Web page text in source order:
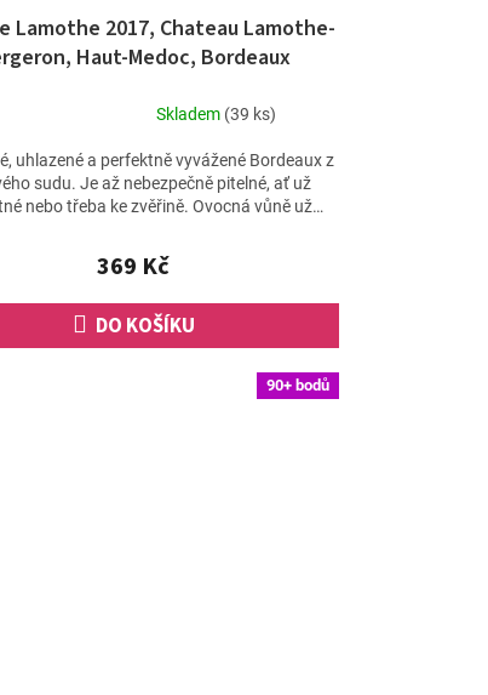
Lamothe 2017, Chateau Lamothe-
Haut-Medoc, Bordeaux
hodnocení
produktu
je
Skladem (39 ks)
369 Kč
DO KOŠÍKU
uhlazené a perfektně vyvážené Bordeaux z
sudu. Je až nebezpečně pitelné, ať už
nebo třeba ke zvěřině. Ovocná vůně už
90+ bodů